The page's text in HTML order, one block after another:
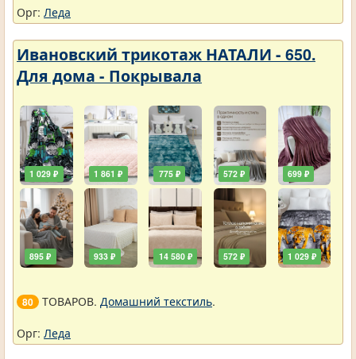
Орг: Леда
Ивановский трикотаж НАТАЛИ - 650.
Для дома - Покрывала
1 029 ₽
895 ₽
1 861 ₽
933 ₽
775 ₽
14 580 ₽
572 ₽
572 ₽
699 ₽
1 029 ₽
80 ТОВАРОВ. Домашний текстиль.
Орг: Леда